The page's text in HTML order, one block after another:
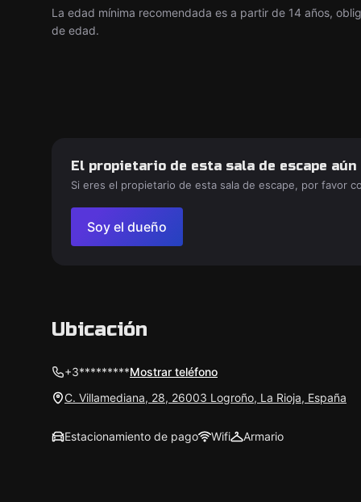
La edad mínima recomendada es a partir de 14 años,
de edad.
El propietario de esta sala de escape
Si eres el propietario de esta sala de escape, por favor
Soy el dueño
Ubicación
+3*********Mostrar teléfono
C. Villamediana, 28, 26003 Logroño, La Rioja, España
Estacionamiento de pago Wifi Armario